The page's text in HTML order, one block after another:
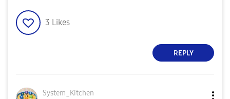
3 Likes
REPLY
System_Kitchen